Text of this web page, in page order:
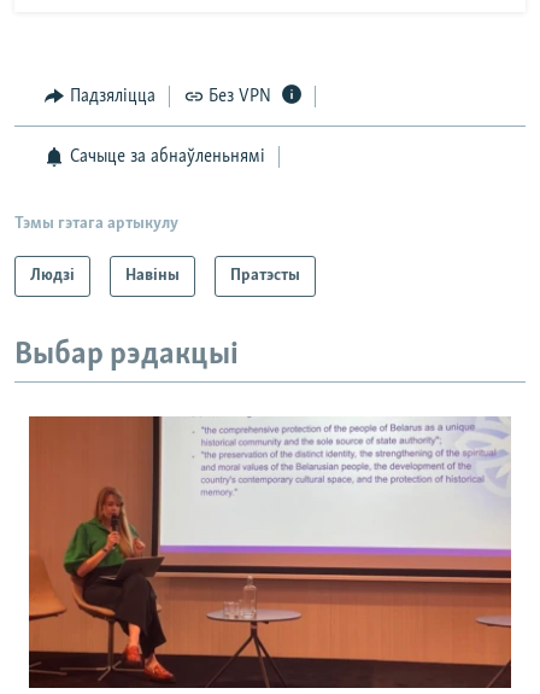
Падзяліцца Без VPN
Сачыце за абнаўленьнямі
Тэмы гэтага артыкулу
Людзі Навіны Пратэсты
Выбар рэдакцыі